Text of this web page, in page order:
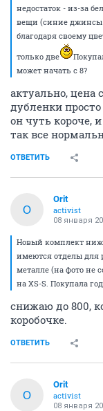
недостаток - из-за
вещи (синие джинсы
благодаря своему
только две
может начать с 8?
актуально, цена
дубленки
он чуть короче,
так все
ОТВЕТИТЬ
O
Orit
activist
08 января
Новый комплект
имеются отделы для
металле (на фото не
на XS-S. Покупала
снижаю до 800,
коробочке.
ОТВЕТИТЬ
O
Orit
activist
08 января